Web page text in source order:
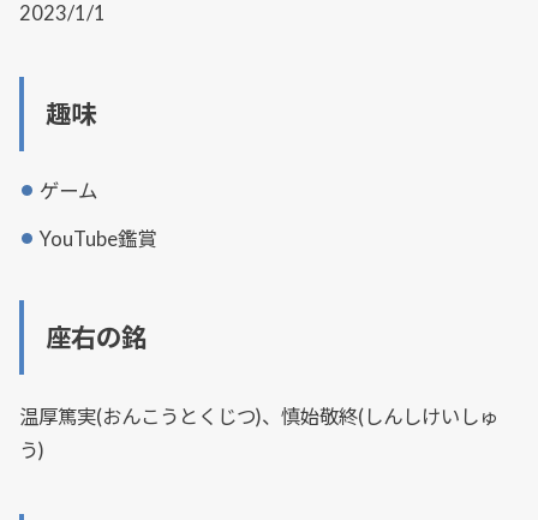
2023/1/1
趣味
ゲーム
YouTube鑑賞
座右の銘
温厚篤実(おんこうとくじつ)、慎始敬終(しんしけいしゅ
う)